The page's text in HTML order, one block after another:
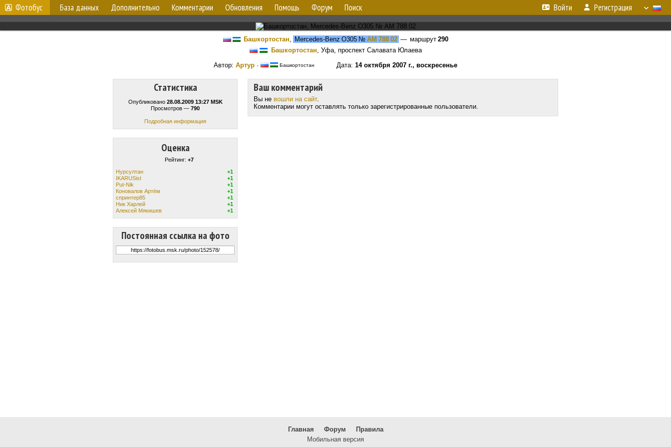
Фотобус База данных Дополнительно Комментарии Обновления Помощь Форум Поиск Войти Регистрация
Башкортостан, Mercedes-Benz O305№ АМ 788 02 — маршрут 290
Башкортостан, Уфа, проспект Салавата Юлаева
Автор: Aртур · Башкортостан Дата: 14 октября 2007 г., воскресенье
Статистика
Опубликовано 28.08.2009 13:27 MSK
Просмотров — 790
Подробная информация
Оценка
Рейтинг: +7
Нурсултан
+1
IKARUSist
+1
Put-Nik
+1
Коновалов Артём
+1
спринтер85
+1
Ник Харлей
+1
Алексей Мякишев
+1
Постоянная ссылка на фото
Ваш комментарий
Вы не вошли на сайт.
Комментарии могут оставлять только зарегистрированные пользователи.
Главная Форум
Правила
Мобильная версия